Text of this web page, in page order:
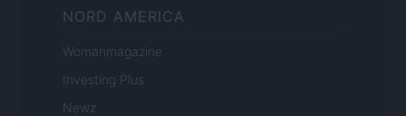
NORD AMERICA
Womanmagazine
Investing Plus
Newz